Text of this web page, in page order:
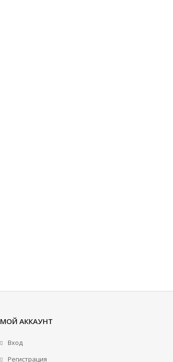
МОЙ АККАУНТ
Вход
Регистрация